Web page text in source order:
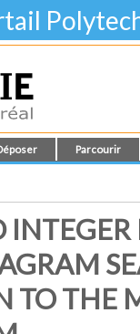
Parcourir
TO THE